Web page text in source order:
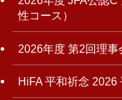
性コース）
2026年度 第2回理事
HiFA 平和祈念 2026